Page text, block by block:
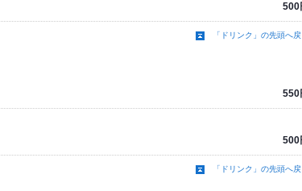
500
「ドリンク」の先頭へ戻
550
500
「ドリンク」の先頭へ戻